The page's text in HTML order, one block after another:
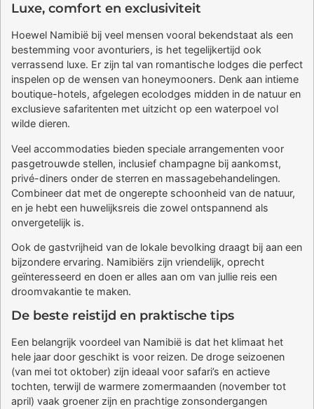
Luxe, comfort en exclusiviteit
Hoewel Namibië bij veel mensen vooral bekendstaat als een
bestemming voor avonturiers, is het tegelijkertijd ook
verrassend luxe. Er zijn tal van romantische lodges die perfect
inspelen op de wensen van honeymooners. Denk aan intieme
boutique-hotels, afgelegen ecolodges midden in de natuur en
exclusieve safaritenten met uitzicht op een waterpoel vol
wilde dieren.
Veel accommodaties bieden speciale arrangementen voor
pasgetrouwde stellen, inclusief champagne bij aankomst,
privé-diners onder de sterren en massagebehandelingen.
Combineer dat met de ongerepte schoonheid van de natuur,
en je hebt een huwelijksreis die zowel ontspannend als
onvergetelijk is.
Ook de gastvrijheid van de lokale bevolking draagt bij aan een
bijzondere ervaring. Namibiërs zijn vriendelijk, oprecht
geïnteresseerd en doen er alles aan om van jullie reis een
droomvakantie te maken.
De beste reistijd en praktische tips
Een belangrijk voordeel van Namibië is dat het klimaat het
hele jaar door geschikt is voor reizen. De droge seizoenen
(van mei tot oktober) zijn ideaal voor safari’s en actieve
tochten, terwijl de warmere zomermaanden (november tot
april) vaak groener zijn en prachtige zonsondergangen